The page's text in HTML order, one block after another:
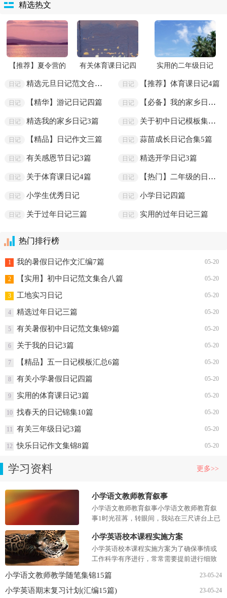
精选热文
【推荐】夏令营的
有关体育课日记四
实用的二年级日记
日记 精选元旦日记范文合集六篇 日记 【推荐】体育课日记4篇
日记 【精华】游记日记四篇 日记 【必备】我的家乡日记三篇
日记 精选我的家乡日记3篇 日记 关于初中日记模板集锦五篇
日记 【精品】日记作文三篇 日记 蒜苗成长日记合集5篇
日记 有关感恩节日记3篇 日记 精选开学日记3篇
日记 关于体育课日记4篇 日记 【热门】二年级的日记三篇
日记 小学生优秀日记 日记 小学日记四篇
日记 关于过年日记三篇 日记 实用的过年日记三篇
热门排行榜
1 05-20
我的暑假日记作文汇编7篇
2 05-20
【实用】初中日记范文集合八篇
3 05-20
工地实习日记
4 05-20
精选过年日记三篇
5 05-20
有关暑假初中日记范文集锦9篇
6 05-20
关于我的日记3篇
7 05-20
【精品】五一日记模板汇总6篇
8 05-20
有关小学暑假日记四篇
9 05-20
实用的体育课日记3篇
10 05-20
找春天的日记锦集10篇
11 05-20
有关三年级日记3篇
12 05-20
快乐日记作文集锦8篇
学习资料 更多>>
小学语文教师教育叙事
小学语文教师教育叙事小学语文教师教育叙
事1时光荏苒，转眼间，我站在三尺讲台上已
热情，用自己的知识、...
小学英语校本课程实施方案
小学英语校本课程实施方案为了确保事情或
工作科学有序进行，常常需要提前进行细致
书面计划。那么问题来...
23-05-24
小学语文教师教学随笔集锦15篇
23-05-24
小学英语期末复习计划(汇编15篇)